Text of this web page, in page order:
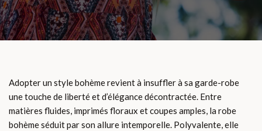
Adopter un style bohème revient à insuffler à sa garde-robe
une touche de liberté et d’élégance décontractée. Entre
matières fluides, imprimés floraux et coupes amples, la robe
bohème séduit par son allure intemporelle. Polyvalente, elle